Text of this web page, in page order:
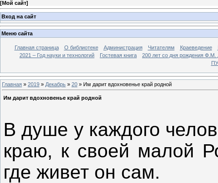
[Мой сайт]
Вход на сайт
Меню сайта
Главная страница О библиотеке Администрация Читателям Краеведение
2021 – Год науки и технологий
Гостевая книга
200 лет со дня рождения Ф.М.
Главная » 2019 » Декабрь » 20 » Им дарит вдохновенье край родной
Им дарит вдохновенье край родной
В душе у каждого
краю, к своей малой
где живет он сам.